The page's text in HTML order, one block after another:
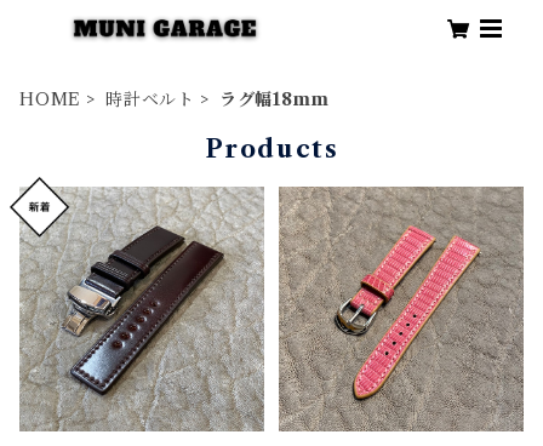
HOME 時計ベルト ラグ幅18mm
Products